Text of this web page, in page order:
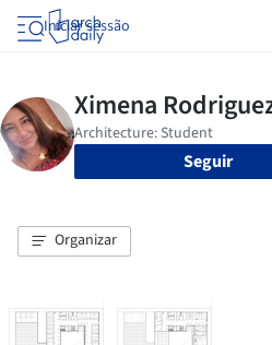
Iniciar sessão
Seguir
Organizar